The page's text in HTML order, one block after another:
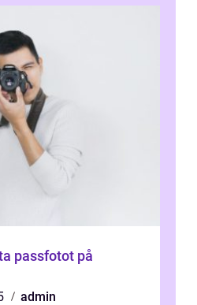
passfotot på
admin